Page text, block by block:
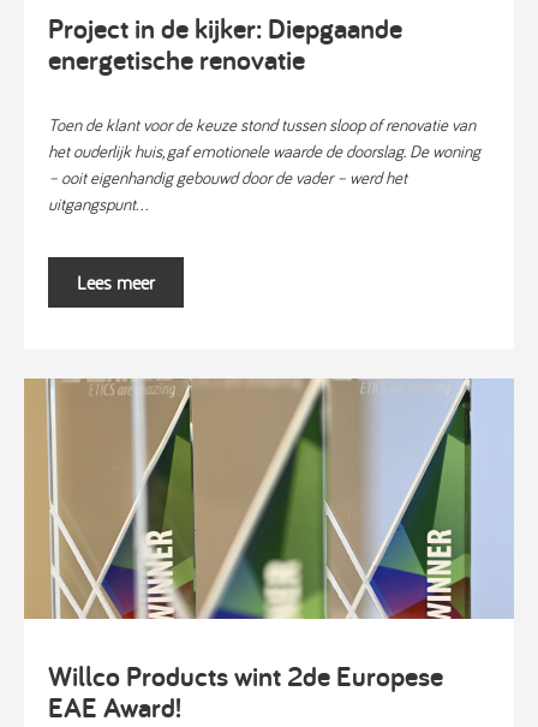
Project in de kijker: Diepgaande
energetische renovatie
Toen de klant voor de keuze stond tussen sloop of renovatie van
het ouderlijk huis, gaf emotionele waarde de doorslag. De woning
– ooit eigenhandig gebouwd door de vader – werd het
uitgangspunt...
Lees meer
Willco Products wint 2de Europese
EAE Award!